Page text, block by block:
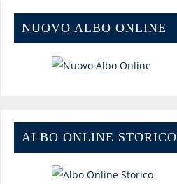
NUOVO ALBO ONLINE
ALBO ONLINE STORICO